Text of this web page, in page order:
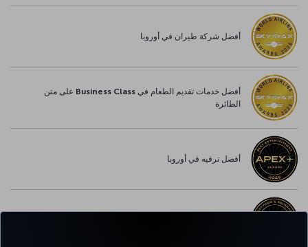
أفضل شركة طيران في أوروبا
أفضل خدمات تقديم الطعام في Business Class على متن
الطائرة
أفضل ترفيه في أوروبا